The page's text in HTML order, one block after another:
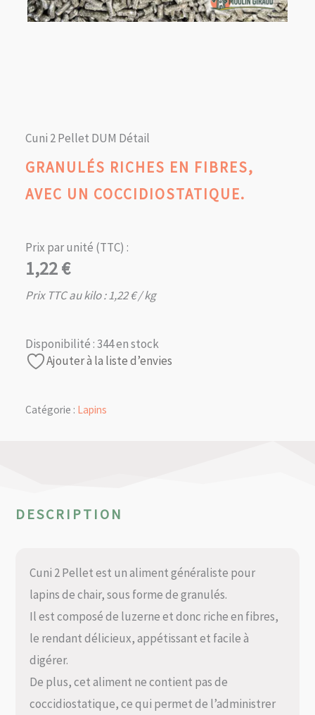
Cuni 2 Pellet DUM Détail
GRANULÉS RICHES EN FIBRES,
AVEC UN COCCIDIOSTATIQUE.
Prix par unité (TTC) :
1,22€
Prix TTC au kilo :1,22€/ kg
Disponibilité :344 en stock
Ajouter à la liste d’envies
Catégorie : Lapins
DESCRIPTION
Cuni 2 Pellet est un aliment généraliste pour
lapins de chair, sous forme de granulés.
Il est composé de luzerne et donc riche en fibres,
le rendant délicieux, appétissant et facile à
digérer.
De plus, cet aliment ne contient pas de
coccidiostatique, ce qui permet de l’administrer